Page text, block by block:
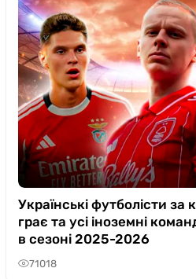
Українські футболісти
грає та усі іноземні
в сезоні 2025-2026
71018